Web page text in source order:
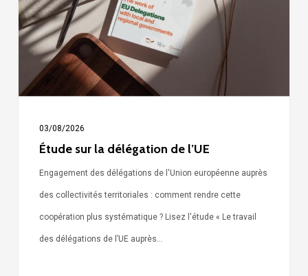
de
l’UE
03/08/2026
Étude sur la délégation de l’UE
Engagement des délégations de l'Union européenne auprès
des collectivités territoriales : comment rendre cette
coopération plus systématique ? Lisez l'étude « Le travail
des délégations de l’UE auprès…